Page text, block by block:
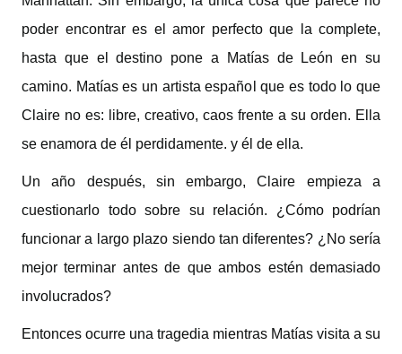
poder encontrar es el amor perfecto que la complete,
hasta que el destino pone a Matías de León en su
camino. Matías es un artista español que es todo lo que
Claire no es: libre, creativo, caos frente a su orden. Ella
se enamora de él perdidamente. y él de ella.
Un año después, sin embargo, Claire empieza a
cuestionarlo todo sobre su relación. ¿Cómo podrían
funcionar a largo plazo siendo tan diferentes? ¿No sería
mejor terminar antes de que ambos estén demasiado
involucrados?
Entonces ocurre una tragedia mientras Matías visita a su